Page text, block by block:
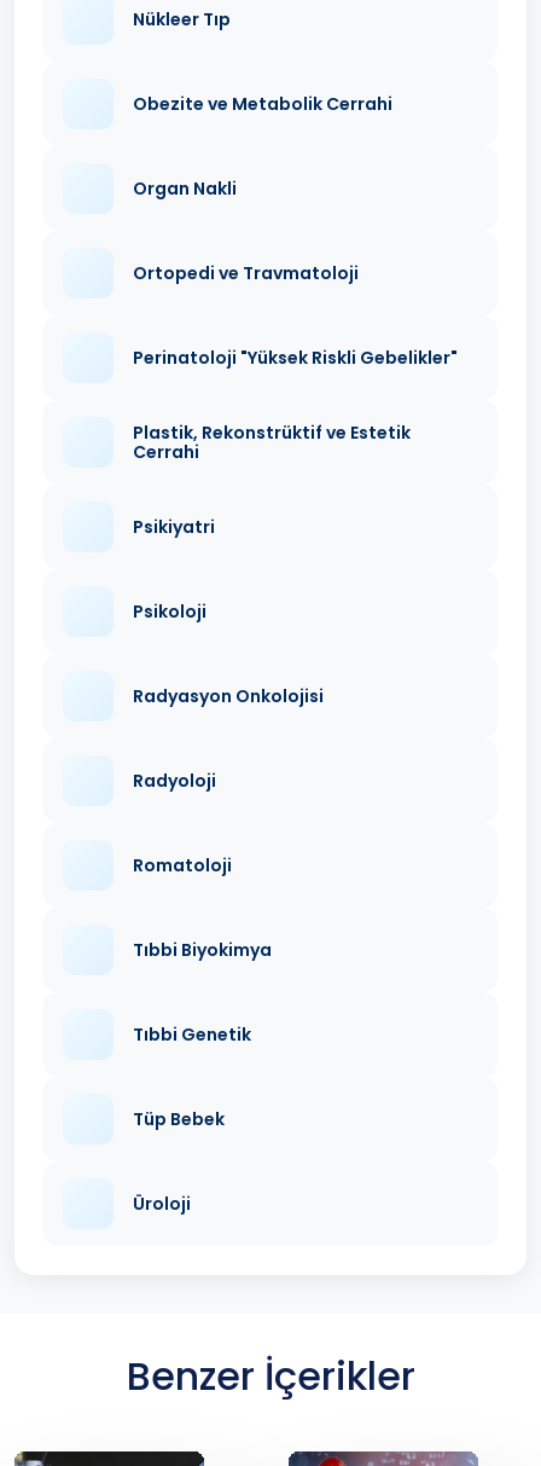
Nükleer Tıp
Obezite ve Metabolik Cerrahi
Organ Nakli
Ortopedi ve Travmatoloji
Perinatoloji "Yüksek Riskli Gebelikler"
Plastik, Rekonstrüktif ve Estetik
Cerrahi
Psikiyatri
Psikoloji
Radyasyon Onkolojisi
Radyoloji
Romatoloji
Tıbbi Biyokimya
Tıbbi Genetik
Tüp Bebek
Üroloji
Benzer İçerikler